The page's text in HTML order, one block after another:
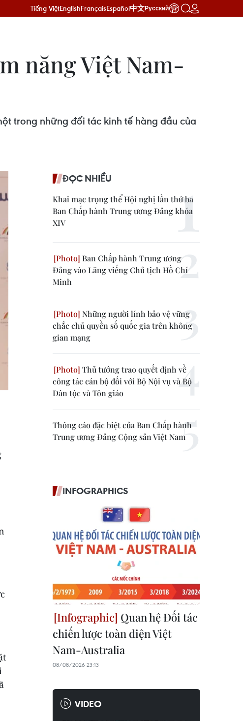
Tiếng ViệtEnglishFrançaisEspañol中文Русский
năng Việt Nam-
trong những đối tác kinh tế hàng đầu của
ĐỌC NHIỀU
Khai mạc trọng thể Hội nghị lần thứ ba
Ban Chấp hành Trung ương Đảng khóa
XIV
Ban Chấp hành Trung ương
Đảng vào Lăng viếng Chủ tịch Hồ Chí
Minh
Những người lính bảo vệ vững
chắc chủ quyền số quốc gia trên không
gian mạng
Thủ tướng trao quyết định về
công tác cán bộ đối với Bộ Nội vụ và Bộ
Dân tộc và Tôn giáo
Thông cáo đặc biệt của Ban Chấp hành
Trung ương Đảng Cộng sản Việt Nam
INFOGRAPHICS
Quan hệ Đối tác
chiến lược toàn diện Việt
Nam-Australia
08/08/2026 23:13
VIDEO